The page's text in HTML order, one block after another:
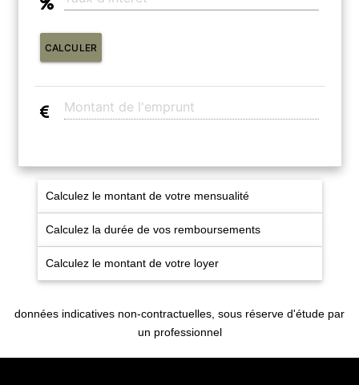
CONTACT
CALCULER
Calculez le montant de votre mensualité
Calculez la durée de vos remboursements
Calculez le montant de votre loyer
données indicatives non-contractuelles, sous réserve d'étude par
un professionnel